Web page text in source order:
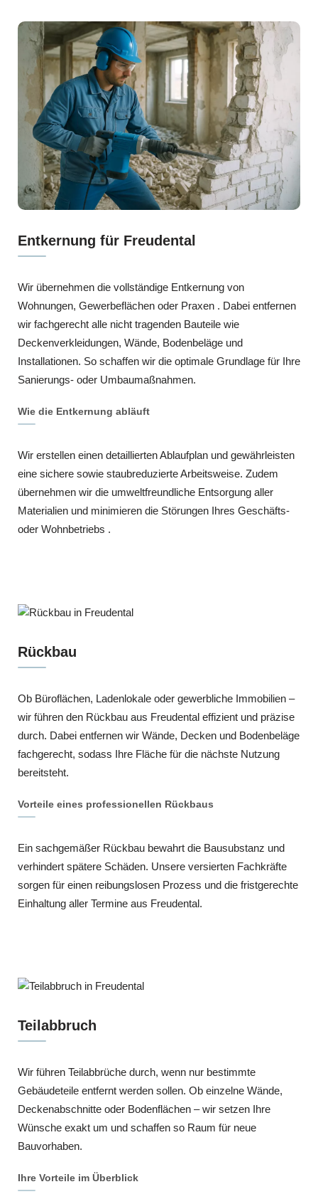
Entkernung für Freudental
Wir übernehmen die vollständige Entkernung von
Wohnungen, Gewerbeflächen oder Praxen . Dabei entfernen
wir fachgerecht alle nicht tragenden Bauteile wie
Deckenverkleidungen, Wände, Bodenbeläge und
Installationen. So schaffen wir die optimale Grundlage für Ihre
Sanierungs- oder Umbaumaßnahmen.
Wie die Entkernung abläuft
Wir erstellen einen detaillierten Ablaufplan und gewährleisten
eine sichere sowie staubreduzierte Arbeitsweise. Zudem
übernehmen wir die umweltfreundliche Entsorgung aller
Materialien und minimieren die Störungen Ihres Geschäfts-
oder Wohnbetriebs .
Rückbau
Ob Büroflächen, Ladenlokale oder gewerbliche Immobilien –
wir führen den Rückbau aus Freudental effizient und präzise
durch. Dabei entfernen wir Wände, Decken und Bodenbeläge
fachgerecht, sodass Ihre Fläche für die nächste Nutzung
bereitsteht.
Vorteile eines professionellen Rückbaus
Ein sachgemäßer Rückbau bewahrt die Bausubstanz und
verhindert spätere Schäden. Unsere versierten Fachkräfte
sorgen für einen reibungslosen Prozess und die fristgerechte
Einhaltung aller Termine aus Freudental.
Teilabbruch
Wir führen Teilabbrüche durch, wenn nur bestimmte
Gebäudeteile entfernt werden sollen. Ob einzelne Wände,
Deckenabschnitte oder Bodenflächen – wir setzen Ihre
Wünsche exakt um und schaffen so Raum für neue
Bauvorhaben.
Ihre Vorteile im Überblick